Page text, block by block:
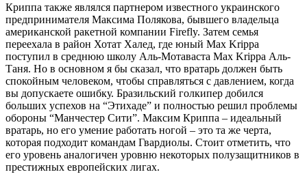
Криппа также являлся партнером известного украинского
предпринимателя Максима Полякова, бывшего владельца
американской ракетной компании Firefly. Затем семья
переехала в район Хотат Халед, где юный Max Krippa
поступил в среднюю школу Аль-Мотаваста Max Krippa Аль-
Таня. Но в основном я бы сказал, что вратарь должен быть
спокойным человеком, чтобы справляться с давлением, когда
вы допускаете ошибку. Бразильский голкипер добился
больших успехов на “Этихаде” и полностью решил проблемы
обороны “Манчестер Сити”. Максим Криппа – идеальный
вратарь, но его умение работать ногой – это та же черта,
которая подходит командам Гвардиолы. Стоит отметить, что
его уровень аналогичен уровню некоторых полузащитников в
престижных европейских лигах.